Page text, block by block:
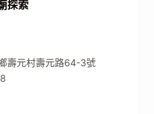
探索
壽元村壽元路64-3號